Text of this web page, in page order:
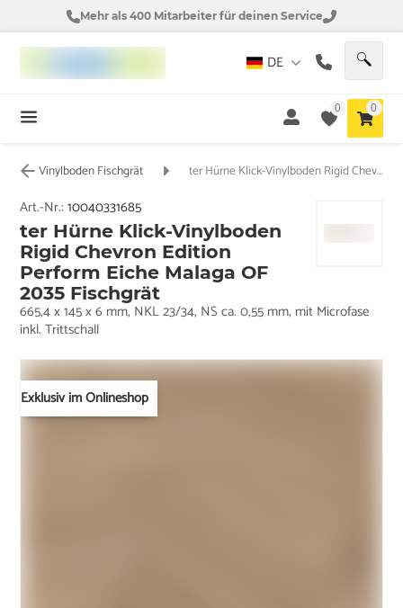
Mehr als 400 Mitarbeiter für deinen Service
DE
0 0
Vinylboden Fischgrät ter Hürne Klick-Vinylboden Rigid Chevron Edition Perform Eiche Malaga OF 2035 Fischgrät
Exklusiv im Onlineshop
Art.-Nr.:10040331685
ter Hürne Klick-Vinylboden
Rigid Chevron Edition
Perform Eiche Malaga OF
2035 Fischgrät
665,4 x 145 x 6 mm, NKL 23/34, NS ca. 0,55 mm, mit Microfase
inkl. Trittschall